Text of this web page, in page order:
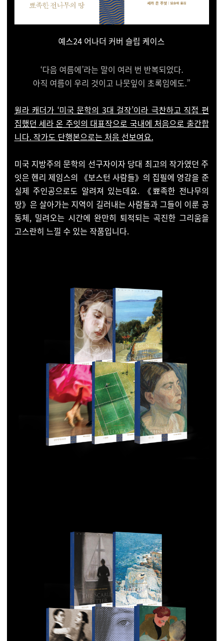
예스24 어나더 커버 슬립 케이스
‘다음 여름에’라는 말이 여러 번 반복되었다.
아직 여름이 우리 것이고 나뭇잎이 초록임에도.”
윌라 캐더가 ‘미국 문학의 3대 걸작’이라 극찬하고 직접 편
집했던 세라 온 주잇의 대표작으로 국내에 처음으로 출간합
니다. 작가도 단행본으로는 처음 선보여요.
미국 지방주의 문학의 선구자이자 당대 최고의 작가였던 주
잇은 헨리 제임스의 《보스턴 사람들》의 집필에 영감을 준
실제 주인공으로도 알려져 있는데요. 《뾰족한 전나무의
땅》은 살아가는 지역이 길러내는 사람들과 그들이 이룬 공
동체, 밀려오는 시간에 완만히 퇴적되는 곡진한 그리움을
고스란히 느낄 수 있는 작품입니다.